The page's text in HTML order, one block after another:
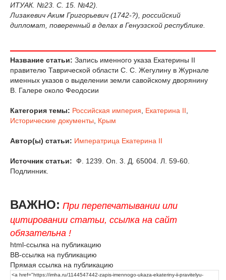
ИТУАК. №23. С. 15. №42).
Лизакевич Аким Григорьевич (1742-?), российский
дипломат, поверенный в делах в Генуэзской республике.
Название статьи: Запись именного указа Екатерины II
правителю Таврической области С. С. Жегулину в Журнале
именных указов о выделении земли савойскому дворянину
В. Галере около Феодосии
Категория темы: Российская империя Екатерина II
Исторические документы
Крым
Автор(ы) статьи: Императрица Екатерина II
Источник статьи: Ф. 1239. Оп. 3. Д. 65004. Л. 59-60.
Подлинник.
ВАЖНО: При перепечатывании или
цитировании статьи, ссылка на сайт
обязательна !
html-ссылка на публикацию
BB-ссылка на публикацию
Прямая ссылка на публикацию